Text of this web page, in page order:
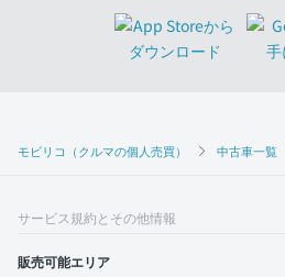
モビリコ（クルマの個人売買） 中古車一覧
サービス規約とその他情報
販売可能エリア